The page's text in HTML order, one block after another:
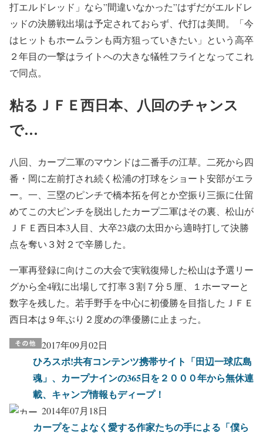
打エルドレッド」なら”間違いなかった”はずだがエルドレ
ッドの決勝戦出場は予定されておらず、代打は美間。「今
はヒットもホームランも両方狙っていきたい」という高卒
２年目の一撃はライトへの大きな犠牲フライとなってこれ
で同点。
粘るＪＦＥ西日本、八回のチャンス
で…
八回、カープ二軍のマウンドは二番手の江草。二死から四
番・岡に左前打され続く松浦の打球をショート安部がエラ
ー。一、三塁のピンチで橋本拓を何とか空振り三振に仕留
めてこの大ピンチを脱出したカープ二軍はその裏、松山が
ＪＦＥ西日本3人目、大卒23歳の太田から適時打して決勝
点を奪い３対２で辛勝した。
一軍再登録に向けこの大会で実戦復帰した松山は予選リー
グから全4戦に出場して打率３割７分５厘、１ホーマーと
数字を残した。若手野手を中心に初優勝を目指したＪＦＥ
西日本は９年ぶり２度めの準優勝に止まった。
2017年09月02日
ひろスポ!共有コンテンツ携帯サイト「田辺一球広島
魂」、カープナインの365日を２０００年から無休連
載、キャンプ情報もディープ！
2014年07月18日
カープをこよなく愛する作家たちの手による「僕ら